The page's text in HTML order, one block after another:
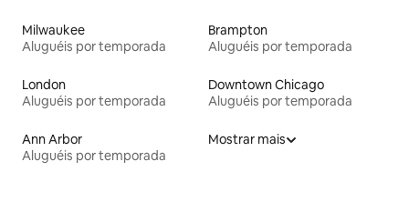
Milwaukee
Aluguéis por temporada
Brampton
Aluguéis por temporada
London
Aluguéis por temporada
Downtown Chicago
Aluguéis por temporada
Ann Arbor
Aluguéis por temporada
Mostrar mais